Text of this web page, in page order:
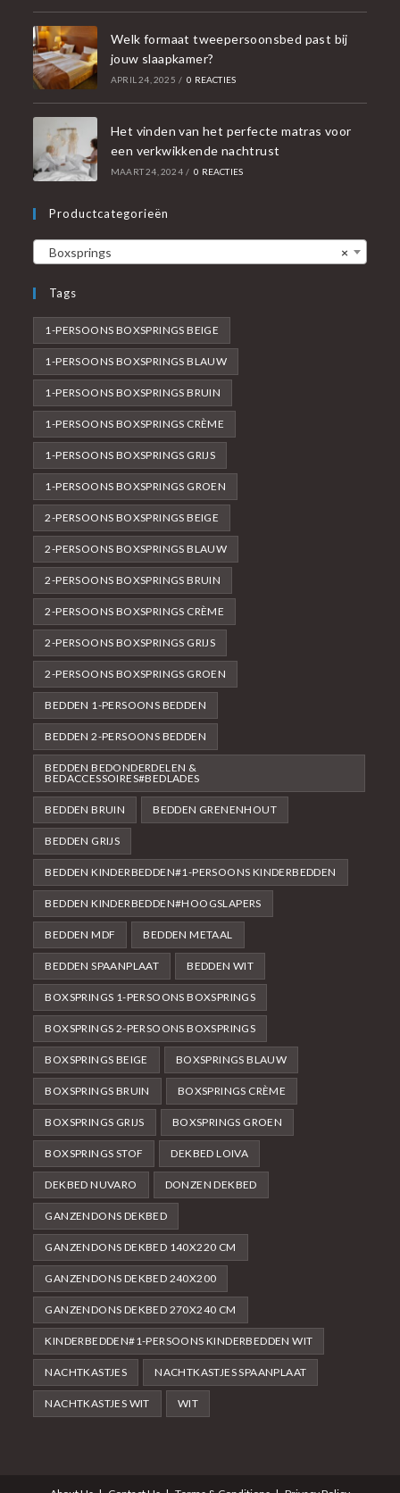
Welk formaat tweepersoonsbed past bij
jouw slaapkamer?
APRIL 24, 2025 / 0 REACTIES
Het vinden van het perfecte matras voor
een verkwikkende nachtrust
MAART 24, 2024 / 0 REACTIES
Productcategorieën
×
Boxsprings
Tags
1-PERSOONS BOXSPRINGS BEIGE
1-PERSOONS BOXSPRINGS BLAUW
1-PERSOONS BOXSPRINGS BRUIN
1-PERSOONS BOXSPRINGS CRÈME
1-PERSOONS BOXSPRINGS GRIJS
1-PERSOONS BOXSPRINGS GROEN
2-PERSOONS BOXSPRINGS BEIGE
2-PERSOONS BOXSPRINGS BLAUW
2-PERSOONS BOXSPRINGS BRUIN
2-PERSOONS BOXSPRINGS CRÈME
2-PERSOONS BOXSPRINGS GRIJS
2-PERSOONS BOXSPRINGS GROEN
BEDDEN 1-PERSOONS BEDDEN
BEDDEN 2-PERSOONS BEDDEN
BEDDEN BEDONDERDELEN &
BEDACCESSOIRES#BEDLADES
BEDDEN BRUIN BEDDEN GRENENHOUT
BEDDEN GRIJS
BEDDEN KINDERBEDDEN#1-PERSOONS KINDERBEDDEN
BEDDEN KINDERBEDDEN#HOOGSLAPERS
BEDDEN MDF BEDDEN METAAL
BEDDEN SPAANPLAAT BEDDEN WIT
BOXSPRINGS 1-PERSOONS BOXSPRINGS
BOXSPRINGS 2-PERSOONS BOXSPRINGS
BOXSPRINGS BEIGE BOXSPRINGS BLAUW
BOXSPRINGS BRUIN BOXSPRINGS CRÈME
BOXSPRINGS GRIJS BOXSPRINGS GROEN
BOXSPRINGS STOF DEKBED LOIVA
DEKBED NUVARO DONZEN DEKBED
GANZENDONS DEKBED
GANZENDONS DEKBED 140X220 CM
GANZENDONS DEKBED 240X200
GANZENDONS DEKBED 270X240 CM
KINDERBEDDEN#1-PERSOONS KINDERBEDDEN WIT
NACHTKASTJES NACHTKASTJES SPAANPLAAT
NACHTKASTJES WIT WIT